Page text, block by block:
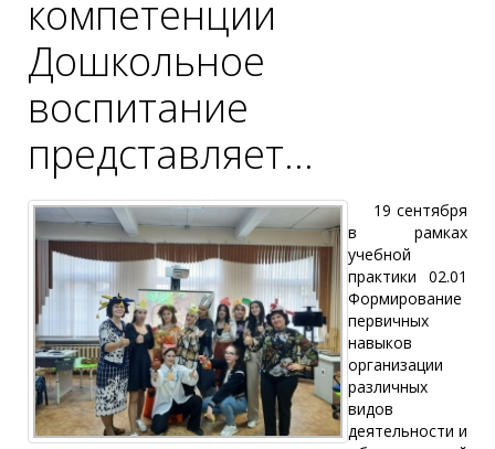
компетенции
Дошкольное
воспитание
представляет…
19 сентября
в рамках
учебной
практики 02.01
Формирование
первичных
навыков
организации
различных
видов
деятельности и